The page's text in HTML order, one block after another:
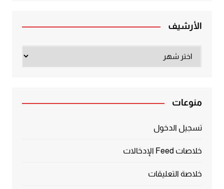
الأرشيف
منوعات
تسجيل الدخول
خلاصات Feed الإدخالات
خلاصة التعليقات